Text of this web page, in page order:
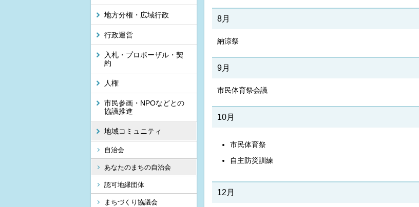
地方分権・広域行政
行政運営
入札・プロポーザル・契
約
人権
市民参画・NPOなどとの
協議推進
地域コミュニティ
自治会
あなたのまちの自治会
認可地縁団体
まちづくり協議会
8月
納涼祭
9月
市民体育祭会議
10月
市民体育祭
自主防災訓練
12月